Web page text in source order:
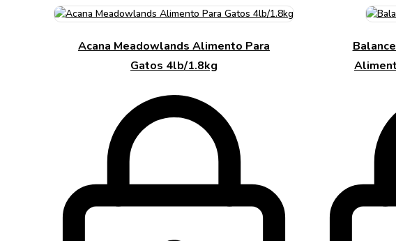
Acana Meadowlands Alimento Para
Gatos 4lb/1.8kg